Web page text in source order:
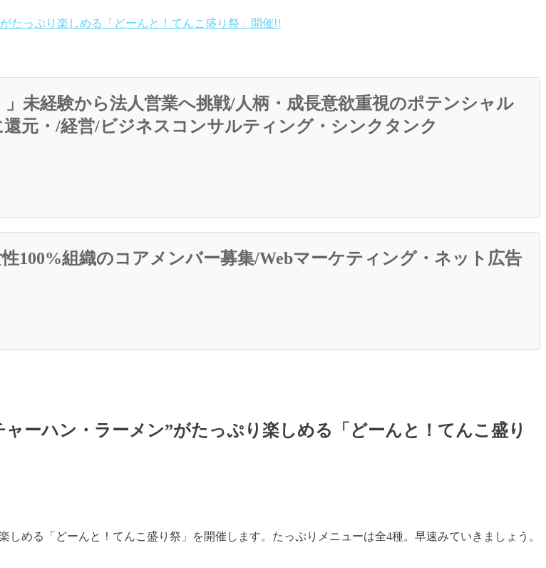
たっぷり楽しめる「どーんと！てんこ盛り祭」開催!!
未経験から法人営業へ挑戦/人柄・成長意欲重視のポテンシャル
元・/経営/ビジネスコンサルティング・シンクタンク
100%組織のコアメンバー募集/Webマーケティング・ネット広告
ーハン・ラーメン”がたっぷり楽しめる「どーんと！てんこ盛り
める「どーんと！てんこ盛り祭」を開催します。たっぷりメニューは全4種。早速みていきましょう。